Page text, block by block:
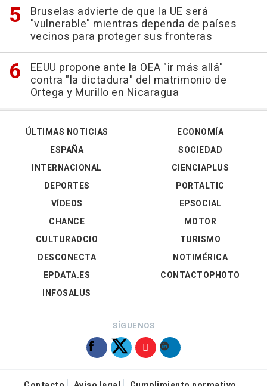
Bruselas advierte de que la UE será
"vulnerable" mientras dependa de países
vecinos para proteger sus fronteras
EEUU propone ante la OEA "ir más allá"
contra "la dictadura" del matrimonio de
Ortega y Murillo en Nicaragua
ÚLTIMAS NOTICIAS
ESPAÑA
INTERNACIONAL
DEPORTES
VÍDEOS
ECONOMÍA
SOCIEDAD
CIENCIAPLUS
PORTALTIC
EPSOCIAL
CHANCE
CULTURAOCIO
DESCONECTA
EPDATA.ES
INFOSALUS
MOTOR
TURISMO
NOTIMÉRICA
CONTACTOPHOTO
SÍGUENOS